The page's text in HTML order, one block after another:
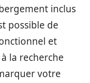
inclus
possible de
et
la recherche
votre